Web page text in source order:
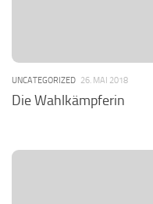
UNCATEGORIZED 26. MAI 2018
Die Wahlkämpferin